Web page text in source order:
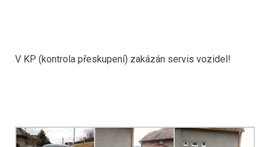
V KP (kontrola přeskupení) zakázán servis vozidel!